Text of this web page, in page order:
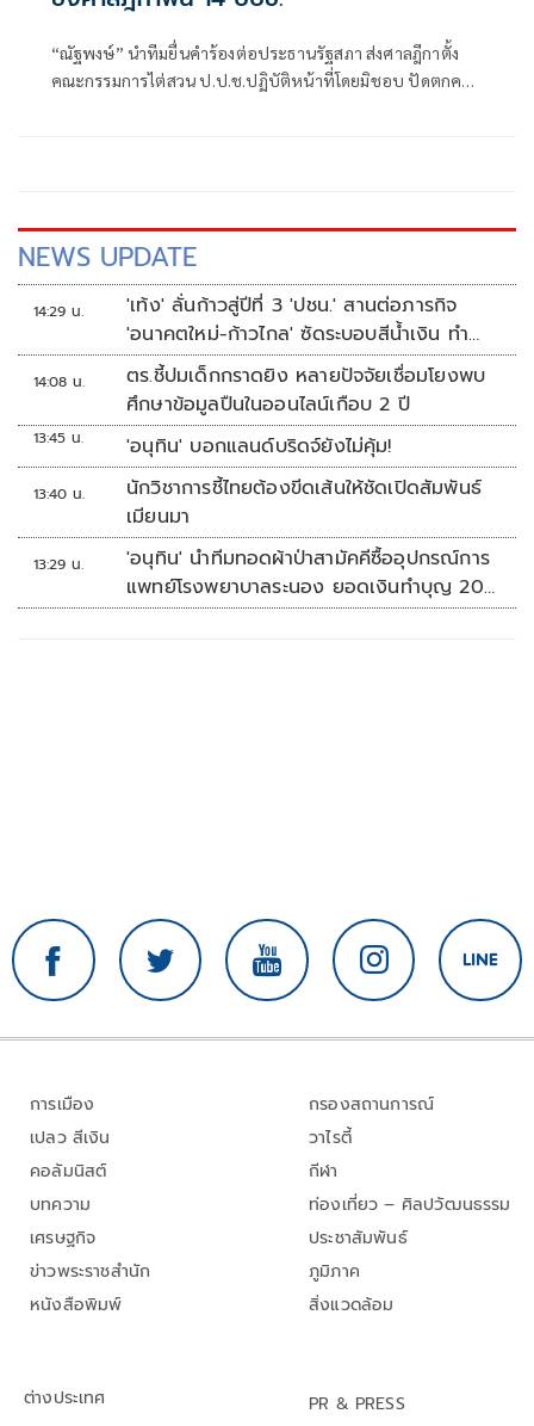
“ณัฐพงษ์” นำทีมยื่นคำร้องต่อประธานรัฐสภา ส่งศาลฎีกาตั้ง
คณะกรรมการไต่สวน ป.ป.ช.ปฏิบัติหน้าที่โดยมิชอบ ปัดตกคดี
NEWS UPDATE
14:29 น.
'เท้ง' ลั่นก้าวสู่ปีที่ 3 'ปชน.' สานต่อภารกิจ
'อนาคตใหม่-ก้าวไกล' ซัดระบอบสีน้ำเงิน ทำ
หลักนิติรัฐ-นิติธรรมสั่นคลอน
14:08 น.
ตร.ชี้ปมเด็กกราดยิง หลายปัจจัยเชื่อมโยงพบ
ศึกษาข้อมูลปืนในออนไลน์เกือบ 2 ปี
13:45 น. 'อนุทิน' บอกแลนด์บริดจ์ยังไม่คุ้ม!
13:40 น.
นักวิชาการชี้ไทยต้องขีดเส้นให้ชัดเปิดสัมพันธ์
เมียนมา
13:29 น.
'อนุทิน' นำทีมทอดผ้าป่าสามัคคีซื้ออุปกรณ์การ
แพทย์โรงพยาบาลระนอง ยอดเงินทำบุญ 20
ล้านบาท
การเมือง
เปลว สีเงิน
คอลัมนิสต์
บทความ
เศรษฐกิจ
ข่าวพระราชสำนัก
หนังสือพิมพ์
กรองสถานการณ์
วาไรตี้
กีฬา
ท่องเที่ยว – ศิลปวัฒนธรรม
ประชาสัมพันธ์
ภูมิภาค
สิ่งแวดล้อม
ต่างประเทศ
PR & PRESS